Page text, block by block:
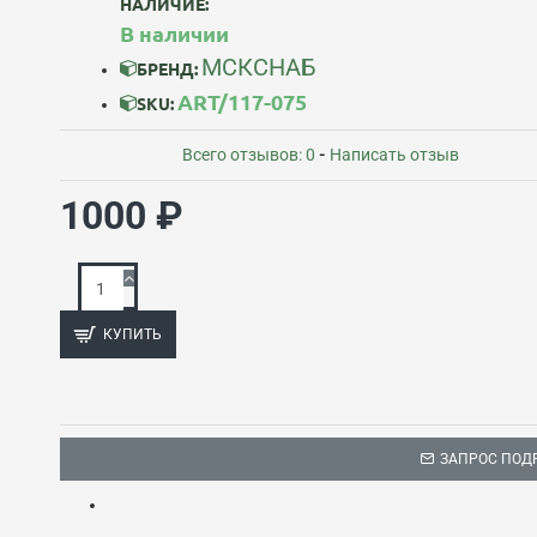
В наличии
БРЕНД: МСКСНАБ
SKU:ART/117-075
Всего отзывов: 0 - Написать отзыв
1000 ₽
КУПИТЬ
ЗАПРОС